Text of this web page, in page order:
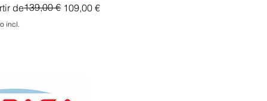
de
normal139,00 € 109,00 €
promocional
incl.